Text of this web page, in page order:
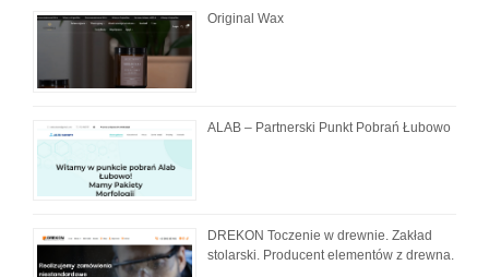
Original Wax
ALAB – Partnerski Punkt Pobrań Łubowo
DREKON Toczenie w drewnie. Zakład
stolarski. Producent elementów z drewna.